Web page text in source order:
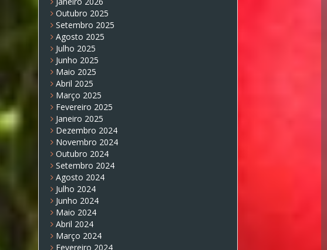
Outubro 2025
Setembro 2025
Agosto 2025
Julho 2025
Junho 2025
Maio 2025
Abril 2025
Março 2025
Fevereiro 2025
Janeiro 2025
Dezembro 2024
Novembro 2024
Outubro 2024
Setembro 2024
Agosto 2024
Julho 2024
Junho 2024
Maio 2024
Abril 2024
Março 2024
Fevereiro 2024